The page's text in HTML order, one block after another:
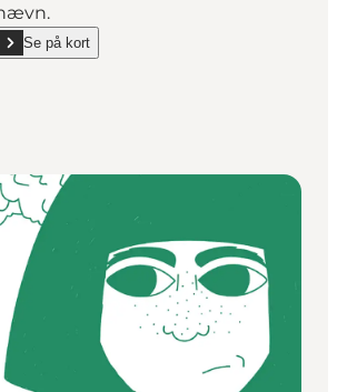
i Baldersbæk Plantage"
Se på kort
show Natureventyr i Baldersbæk Plantage on_map